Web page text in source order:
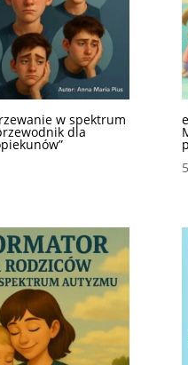
w spektrum
dla